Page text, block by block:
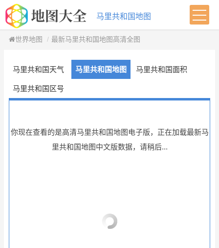
马里共和国地图
世界地图 最新马里共和国地图高清全图
马里共和国天气 马里共和国地图 马里共和国面积
马里共和国区号
你现在查看的是高清马里共和国地图电子版，正在加载最新马
里共和国地图中文版数据，请稍后...